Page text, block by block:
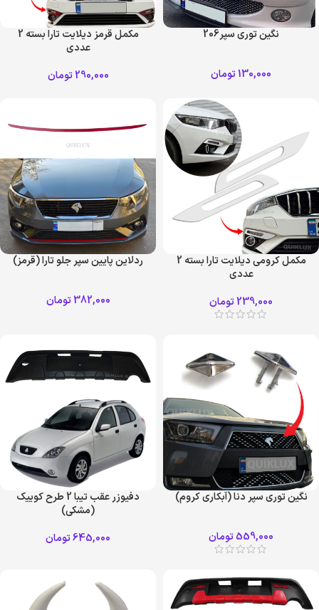
نگین توری سپر206
130,000تومان
مکمل قرمز دیلایت تارا بسته 2
عددی
290,000 تومان
مکمل کرومی دیلایت تارا بسته 2
عددی
239,000تومان
ردلاین پایین سپر جلو تارا (قرمز)
382,000 تومان
نگین توری سپر دنا (آبکاری کروم)
559,000تومان
دفیوزر عقب تیبا 2 طرح کوییک
(مشکی)
645,000تومان